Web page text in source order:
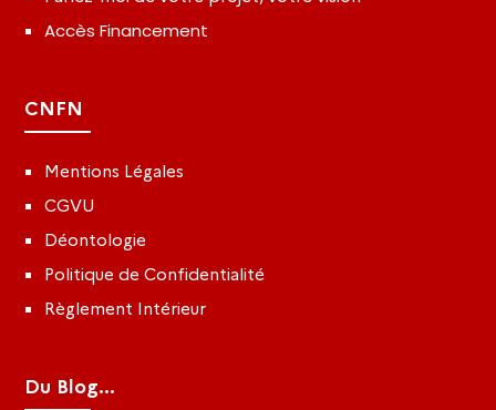
Accès Financement
CNFN
Mentions Légales
CGVU
Déontologie
Politique de Confidentialité
Règlement Intérieur
Du Blog...